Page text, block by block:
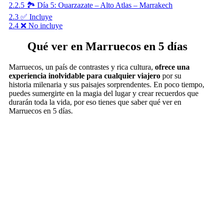
2.2.5 🏞️ Día 5: Ouarzazate – Alto Atlas – Marrakech
2.3 ✅ Incluye
2.4 ❌ No incluye
Qué ver en Marruecos en 5 días
Marruecos, un país de contrastes y rica cultura, ofrece una
experiencia inolvidable para cualquier viajero por su
historia milenaria y sus paisajes sorprendentes. En poco tiempo,
puedes sumergirte en la magia del lugar y crear recuerdos que
durarán toda la vida, por eso tienes que saber qué ver en
Marruecos en 5 días.